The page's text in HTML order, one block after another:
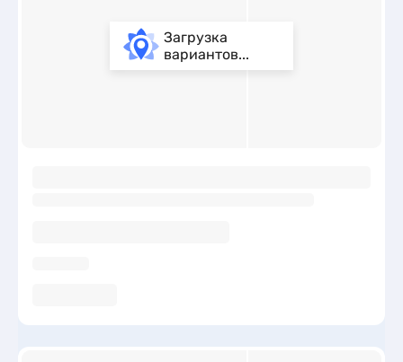
Загрузка
вариантов...